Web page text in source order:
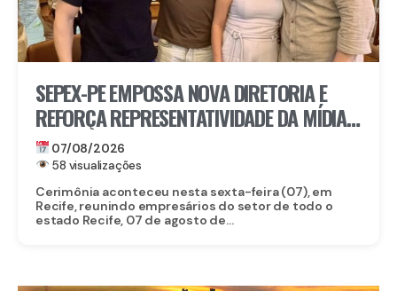
SEPEX-PE EMPOSSA NOVA DIRETORIA E
REFORÇA REPRESENTATIVIDADE DA MÍDIA
EXTERIOR EM PERNAMBUCO
07/08/2026
58 visualizações
Cerimônia aconteceu nesta sexta-feira (07), em
Recife, reunindo empresários do setor de todo o
estado Recife, 07 de agosto de...